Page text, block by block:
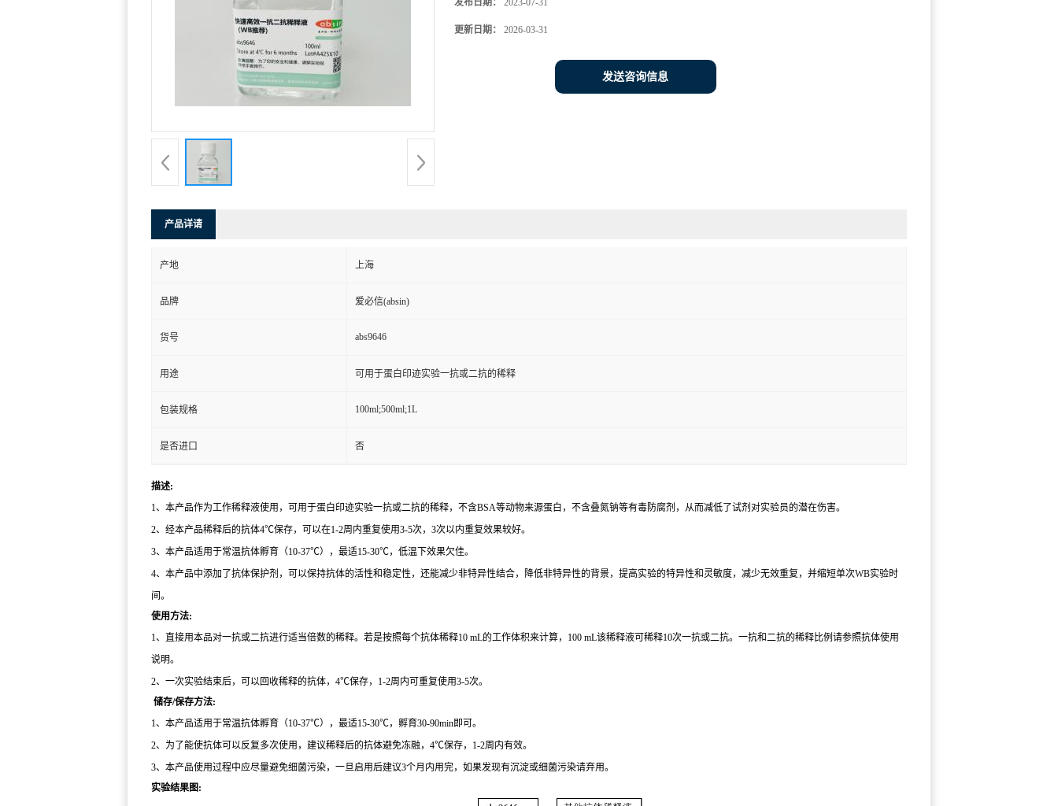
发布日期： 2023-07-31
更新日期： 2026-03-31
发送咨询信息
产品详请
产地 上海
品牌 爱必信(absin)
货号 abs9646
用途 可用于蛋白印迹实验一抗或二抗的稀释
包装规格 100ml;500ml;1L
是否进口 否
描述:
1、本产品作为工作稀释液使用，可用于蛋白印迹实验一抗或二抗的稀释，不含BSA等动物来源蛋白，不含叠氮钠等有毒防腐剂，从而减低了试剂对实验员的潜在伤害。
2、经本产品稀释后的抗体4℃保存，可以在1-2周内重复使用3-5次，3次以内重复效果较好。
3、本产品适用于常温抗体孵育（10-37℃），最适15-30℃，低温下效果欠佳。
4、本产品中添加了抗体保护剂，可以保持抗体的活性和稳定性，还能减少非特异性结合，降低非特异性的背景，提高实验的特异性和灵敏度，减少无效重复，并缩短单次WB实验时
间。
使用方法:
1、直接用本品对一抗或二抗进行适当倍数的稀释。若是按照每个抗体稀释10 mL的工作体积来计算，100 mL该稀释液可稀释10次一抗或二抗。一抗和二抗的稀释比例请参照抗体使用
说明。
2、一次实验结束后，可以回收稀释的抗体，4℃保存，1-2周内可重复使用3-5次。
储存/保存方法:
1、本产品适用于常温抗体孵育（10-37℃），最适15-30℃，孵育30-90min即可。
2、为了能使抗体可以反复多次使用，建议稀释后的抗体避免冻融，4℃保存，1-2周内有效。
3、本产品使用过程中应尽量避免细菌污染，一旦启用后建议3个月内用完，如果发现有沉淀或细菌污染请弃用。
实验结果图: